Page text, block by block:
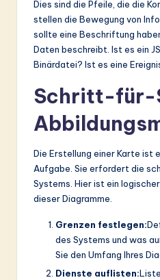
Dies sind die Pfeile, die die
stellen die Bewegung von
sollte eine Beschriftung
Daten beschreibt. Ist es ein
Binärdatei? Ist es eine
Schritt-
Die Erstellung einer Karte ist
Aufgabe. Sie erfordert die
Systems. Hier ist ein
dieser Diagramme.
Grenzen festlegen:
des Systems und was
Sie den Umfang Ihres
Dienste auflisten: